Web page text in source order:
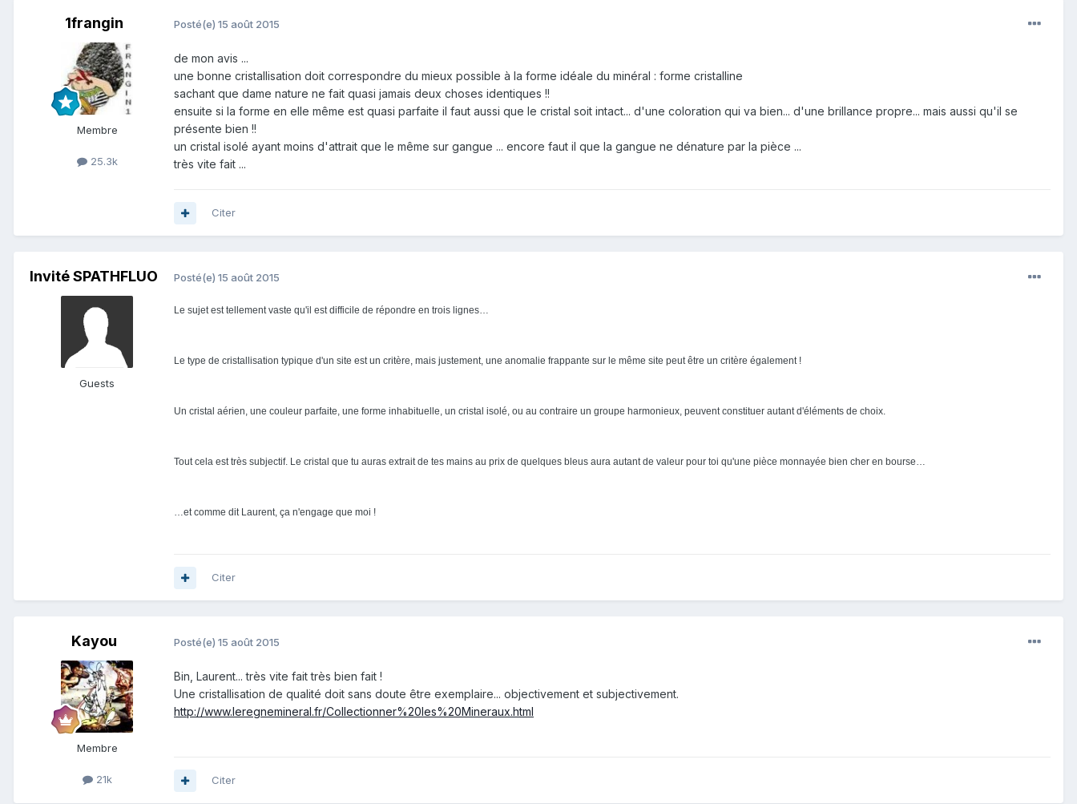
1frangin
Membre
25.3k
Posté(e) 15 août 2015
de mon avis ...
une bonne cristallisation doit correspondre du mieux possible à la forme idéale du minéral : forme cristalline
sachant que dame nature ne fait quasi jamais deux choses identiques !!
ensuite si la forme en elle même est quasi parfaite il faut aussi que le cristal soit intact... d'une coloration qui va bien... d'une brillance propre... mais aussi qu'il se
présente bien !!
un cristal isolé ayant moins d'attrait que le même sur gangue ... encore faut il que la gangue ne dénature par la pièce ...
très vite fait ...
Citer
Invité SPATHFLUO
Guests
Posté(e) 15 août 2015
Le sujet est tellement vaste qu'il est difficile de répondre en trois lignes…
Le type de cristallisation typique d'un site est un critère, mais justement, une anomalie frappante sur le même site peut être un critère également !
Un cristal aérien, une couleur parfaite, une forme inhabituelle, un cristal isolé, ou au contraire un groupe harmonieux, peuvent constituer autant d'éléments de choix.
Tout cela est très subjectif. Le cristal que tu auras extrait de tes mains au prix de quelques bleus aura autant de valeur pour toi qu'une pièce monnayée bien cher en bourse…
…et comme dit Laurent, ça n'engage que moi !
Citer
Kayou
Membre
21k
Posté(e) 15 août 2015
Bin, Laurent... très vite fait très bien fait !
Une cristallisation de qualité doit sans doute être exemplaire... objectivement et subjectivement.
http://www.leregnemineral.fr/Collectionner%20les%20Mineraux.html
Citer